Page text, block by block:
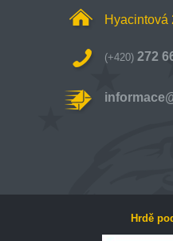
(+420) 272
Hrdě